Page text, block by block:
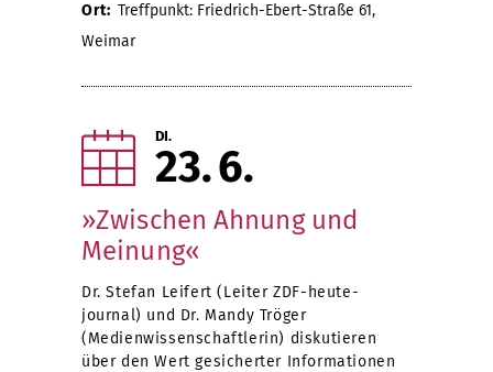
Ort: Treffpunkt: Friedrich-Ebert-Straße 61,
Weimar
DI.
23 6
»Zwischen Ahnung und
Meinung«
Dr. Stefan Leifert (Leiter ZDF-heute-
journal) und Dr. Mandy Tröger
(Medienwissenschaftlerin) diskutieren
über den Wert gesicherter Informationen